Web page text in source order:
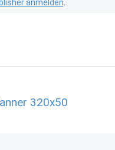
anmelden
320x50